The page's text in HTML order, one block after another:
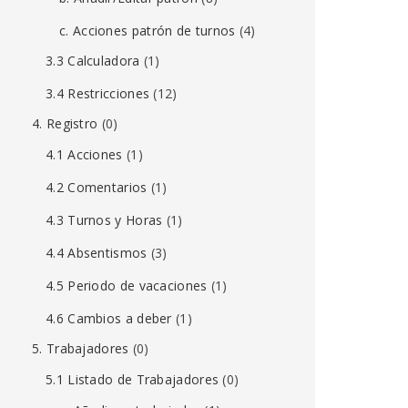
c. Acciones patrón de turnos (4)
3.3 Calculadora (1)
3.4 Restricciones (12)
4. Registro (0)
4.1 Acciones (1)
4.2 Comentarios (1)
4.3 Turnos y Horas (1)
4.4 Absentismos (3)
4.5 Periodo de vacaciones (1)
4.6 Cambios a deber (1)
5. Trabajadores (0)
5.1 Listado de Trabajadores (0)